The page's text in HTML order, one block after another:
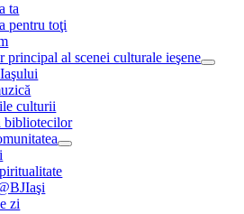
ta
pentru toţi
principal al scenei culturale ieşene
culturii
bibliotecilor
zi